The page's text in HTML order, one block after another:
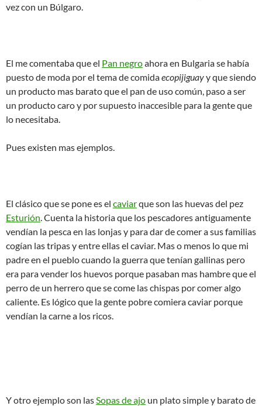
vez con un Búlgaro.
El me comentaba que el Pan negroahora en Bulgaria se había
puesto de moda por el tema de comidaecopijiguayy que siendo
un producto mas barato que el pan de uso común, paso a ser
un producto caro y por supuesto inaccesible para la gente que
lo necesitaba.
Pues existen mas ejemplos.
El clásico que se pone es el caviarque son las huevas del pez
Esturión. Cuenta la historia que los pescadores antiguamente
vendían la pesca en las lonjas y para dar de comer a sus familias
cogían las tripas y entre ellas el caviar. Mas o menos lo que mi
padre en el pueblo cuando la guerra que tenían gallinas pero
era para vender los huevos porque pasaban mas hambre que el
perro de un herrero que se come las chispas por comer algo
caliente. Es lógico que la gente pobre comiera caviar porque
vendían la carne a los ricos.
Y otro ejemplo son lasSopas de ajo un plato simple y barato de